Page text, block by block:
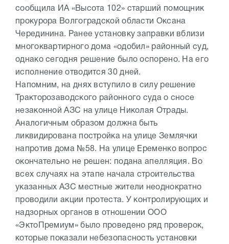
сообщила ИА «Высота 102» старший помощник
прокурора Волгоградской области Оксана
Черединина. Ранее установку заправки вблизи
многоквартирного дома «одобил» районный суд,
однако сегодня решение было оспорено. На его
исполнение отводится 30 дней.
Напомним, на днях вступило в силу решение
Тракторозаводского районного суда о сносе
незаконной АЗС на улице Николая Отрады.
Аналогичным образом должна быть
ликвидирована постройка на улице Землячки
напротив дома №58. На улице Еременко вопрос
окончательно не решен: подана апелляция. Во
всех случаях на этапе начала строительства
указанных АЗС местные жители неоднократно
проводили акции протеста. У контролирующих и
надзорных органов в отношении ООО
«ЭктоПремиум» было проведено ряд проверок,
которые показали небезопасность установки